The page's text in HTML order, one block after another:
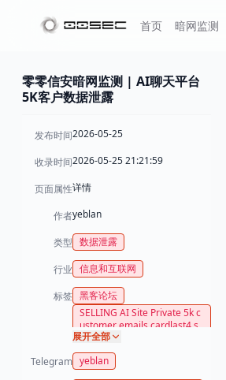
首页 暗网监测
零零信安暗网监测 | AI聊天平台
5K客户数据泄露
发布时间2026-05-25
收录时间2026-05-25 21:21:59
页面属性详情
作者yeblan
类型 数据泄露
行业 信息和互联网
标签 黑客论坛
SELLING AI Site Private 5k c
ustomer emails cardlast4 s
ubscription id
展开全部
Telegram yeblan